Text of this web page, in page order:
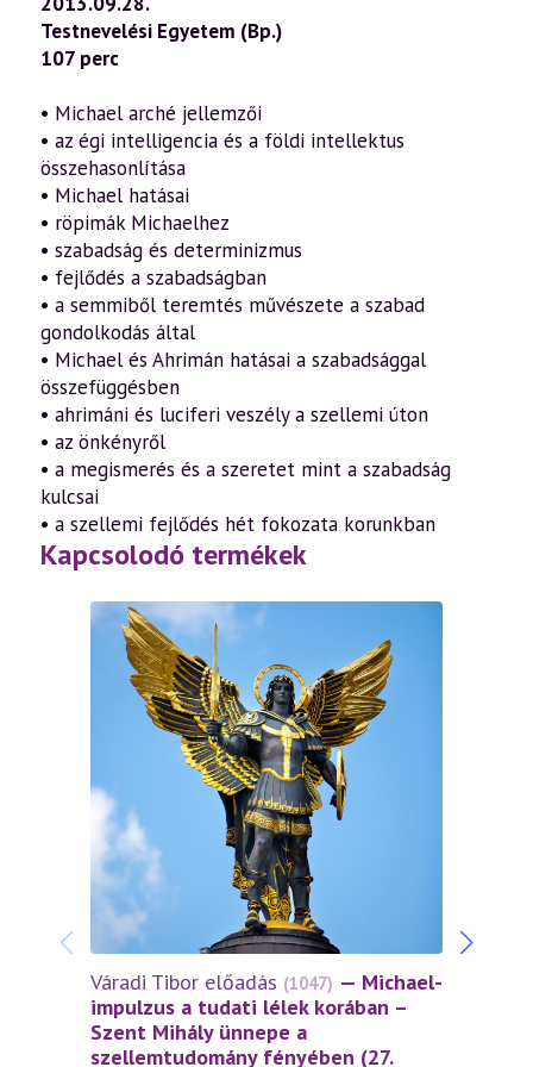
Testnevelési Egyetem (Bp.)
107 perc
• Michael arché jellemzői
• az égi intelligencia és a földi intellektus
összehasonlítása
• Michael hatásai
• röpimák Michaelhez
• szabadság és determinizmus
• fejlődés a szabadságban
• a semmiből teremtés művészete a szabad
gondolkodás által
• Michael és Ahrimán hatásai a szabadsággal
összefüggésben
• ahrimáni és luciferi veszély a szellemi úton
• az önkényről
• a megismerés és a szeretet mint a szabadság
kulcsai
• a szellemi fejlődés hét fokozata korunkban
Kapcsolodó termékek
Váradi Tibor előadás (1047) — Michael-
impulzus a tudati lélek korában –
Szent Mihály ünnepe a
szellemtudomány fényében (27.